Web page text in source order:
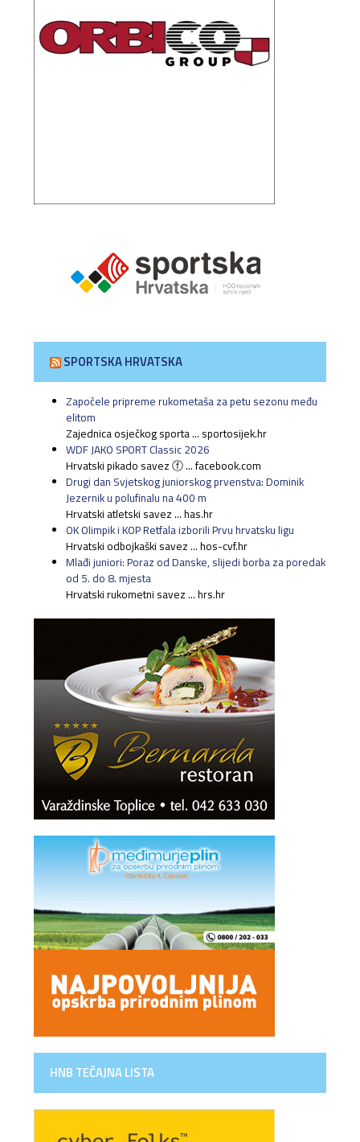
SPORTSKA HRVATSKA
Započele pripreme rukometaša za petu sezonu među
elitom
Zajednica osječkog sporta ... sportosijek.hr
WDF JAKO SPORT Classic 2026
Hrvatski pikado savez ⓕ ... facebook.com
Drugi dan Svjetskog juniorskog prvenstva: Dominik
Jezernik u polufinalu na 400 m
Hrvatski atletski savez ... has.hr
OK Olimpik i KOP Retfala izborili Prvu hrvatsku ligu
Hrvatski odbojkaški savez ... hos-cvf.hr
Mlađi juniori: Poraz od Danske, slijedi borba za poredak
od 5. do 8. mjesta
Hrvatski rukometni savez ... hrs.hr
HNB TEČAJNA LISTA